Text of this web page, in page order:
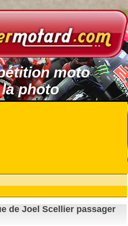
moto
photo
de Joel Scellier passager